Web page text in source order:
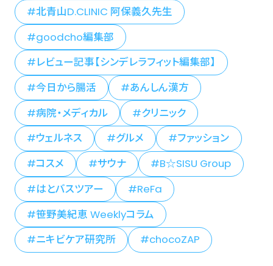
北青山D.CLINIC 阿保義久先生
goodcho編集部
レビュー記事【シンデレラフィット編集部】
今日から腸活
あんしん漢方
病院・メディカル
クリニック
ウェルネス
グルメ
ファッション
コスメ
サウナ
B☆SISU Group
はとバスツアー
ReFa
笹野美紀恵 Weeklyコラム
ニキビケア研究所
chocoZAP